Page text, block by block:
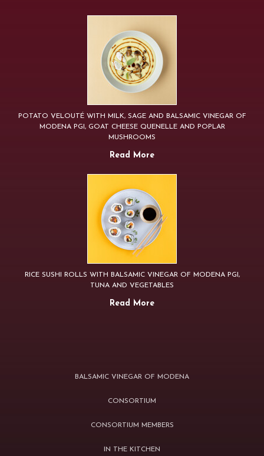
POTATO VELOUTÉ WITH MILK, SAGE AND BALSAMIC VINEGAR OF
MODENA PGI, GOAT CHEESE QUENELLE AND POPLAR
MUSHROOMS
Read More
RICE SUSHI ROLLS WITH BALSAMIC VINEGAR OF MODENA PGI,
TUNA AND VEGETABLES
Read More
BALSAMIC VINEGAR OF MODENA
CONSORTIUM
CONSORTIUM MEMBERS
IN THE KITCHEN